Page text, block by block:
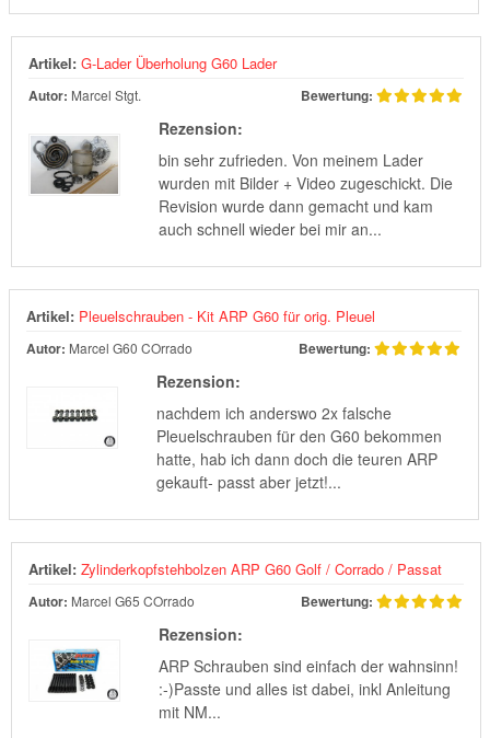
Artikel: G-Lader Überholung G60 Lader
Autor: Marcel Stgt. Bewertung:
Rezension:
bin sehr zufrieden. Von meinem Lader
wurden mit Bilder + Video zugeschickt. Die
Revision wurde dann gemacht und kam
auch schnell wieder bei mir an...
Artikel: Pleuelschrauben - Kit ARP G60 für orig. Pleuel
Autor: Marcel G60 COrrado Bewertung:
Rezension:
nachdem ich anderswo 2x falsche
Pleuelschrauben für den G60 bekommen
hatte, hab ich dann doch die teuren ARP
gekauft- passt aber jetzt!...
Artikel: Zylinderkopfstehbolzen ARP G60 Golf / Corrado / Passat
Autor: Marcel G65 COrrado Bewertung:
Rezension:
ARP Schrauben sind einfach der wahnsinn!
:-)Passte und alles ist dabei, inkl Anleitung
mit NM...